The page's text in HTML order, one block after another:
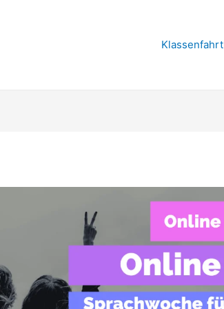
Klassenfahrt